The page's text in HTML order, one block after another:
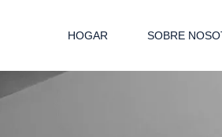
HOGAR SOBRE